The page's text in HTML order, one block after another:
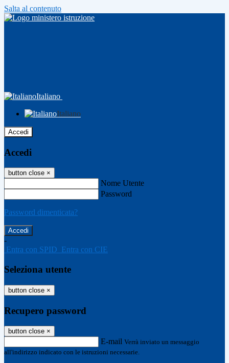
Salta al contenuto
Italiano
Italiano
Accedi
Accedi
button close ×
Nome Utente
Password
Password dimenticata?
-
Entra con SPID Entra con CIE
Seleziona utente
button close ×
Recupero password
button close ×
E-mail Verrà inviato un messaggio
all'indirizzo indicato con le istruzioni necessarie.